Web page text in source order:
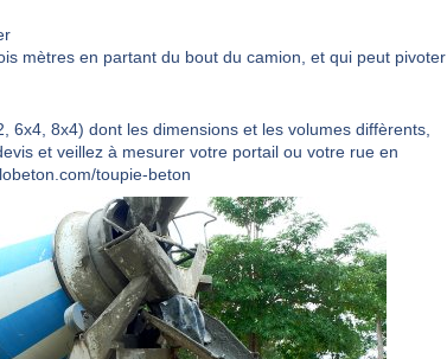
mètres en partant du bout du camion, et qui peut pivoter
6x4, 8x4) dont les dimensions et les volumes diffèrents,
et veillez à mesurer votre portail ou votre rue en
toupie-beton